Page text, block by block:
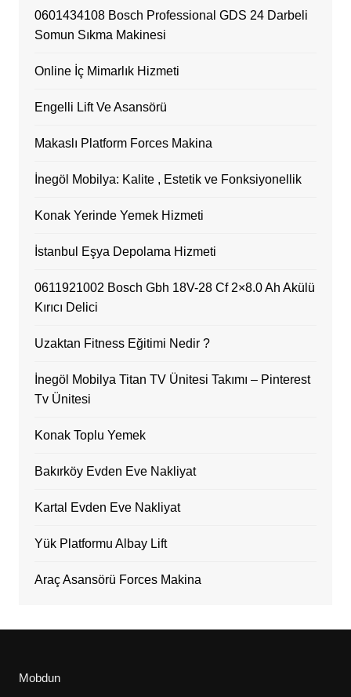
0601434108 Bosch Professional GDS 24 Darbeli
Somun Sıkma Makinesi
Online İç Mimarlık Hizmeti
Engelli Lift Ve Asansörü
Makaslı Platform Forces Makina
İnegöl Mobilya: Kalite , Estetik ve Fonksiyonellik
Konak Yerinde Yemek Hizmeti
İstanbul Eşya Depolama Hizmeti
0611921002 Bosch Gbh 18V-28 Cf 2×8.0 Ah Akülü
Kırıcı Delici
Uzaktan Fitness Eğitimi Nedir ?
İnegöl Mobilya Titan TV Ünitesi Takımı – Pinterest
Tv Ünitesi
Konak Toplu Yemek
Bakırköy Evden Eve Nakliyat
Kartal Evden Eve Nakliyat
Yük Platformu Albay Lift
Araç Asansörü Forces Makina
Mobdun